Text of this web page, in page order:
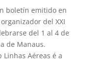
boletín emitido en
del XXI
del 1 al 4 de
de Manaus.
Linhas Aéreas é a